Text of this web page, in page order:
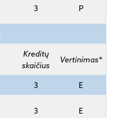
3 P
Kreditų
skaičius
Vertinimas*
3 E
3 E